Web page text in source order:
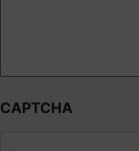
CAPTCHA